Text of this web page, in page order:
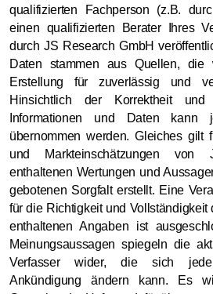
qualifizierten Fachperson (z.B.
einen qualifizierten Berater Ihres
durch JS Research GmbH
Daten stammen aus Quellen,
Erstellung für zuverlässig und
Hinsichtlich der Korrektheit und
Informationen und Daten kann
übernommen werden. Gleiches gilt
und Markteinschätzungen von
enthaltenen Wertungen und
gebotenen Sorgfalt erstellt. Eine
für die Richtigkeit und Vollständigkeit
enthaltenen Angaben ist
Meinungsaussagen spiegeln die
Verfasser wider, die sich
Ankündigung ändern kann. Es